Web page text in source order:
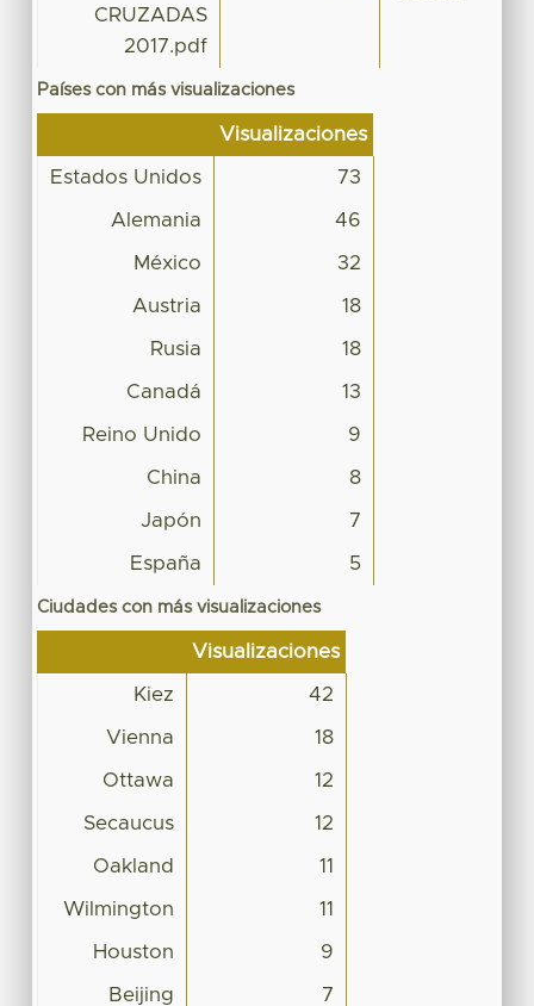
CRUZADAS
2017.pdf
Países con más visualizaciones
Visualizaciones
Estados Unidos 73
Alemania 46
México 32
Austria 18
Rusia 18
Canadá 13
Reino Unido 9
China 8
Japón 7
España 5
Ciudades con más visualizaciones
Visualizaciones
Kiez 42
Vienna 18
Ottawa 12
Secaucus 12
Oakland 11
Wilmington 11
Houston 9
Beijing 7